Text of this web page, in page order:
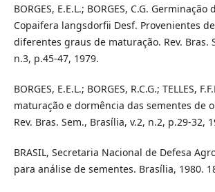
BORGES, E.E.L.; BORGES, C.G.
Copaifera langsdorfii Desf. Provenientes
diferentes graus de maturação. Rev. Bras.
n.3, p.45-47, 1979.
BORGES, E.E.L.; BORGES, R.C.G.; TELLES,
maturação e dormência das sementes de
Rev. Bras. Sem., Brasília, v.2, n.2, p.29-32,
BRASIL, Secretaria Nacional de Defesa
para análise de sementes. Brasília, 1980.